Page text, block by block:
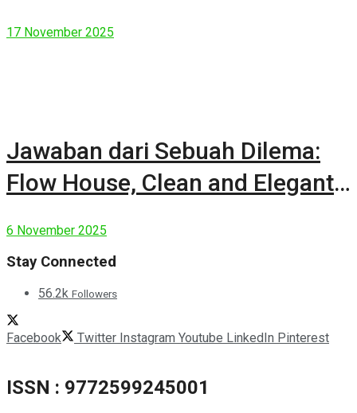
17 November 2025
Jawaban dari Sebuah Dilema:
Flow House, Clean and Elegant
6 November 2025
Stay Connected
56.2k Followers
Facebook Twitter Instagram Youtube LinkedIn Pinterest
ISSN : 9772599245001